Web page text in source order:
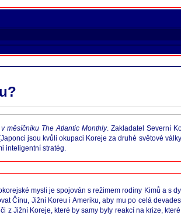
měsíčníku The Atlantic Monthly. Zakladatel Severní
jsou kvůli okupaci Koreje za druhé světové
inteligentní stratég.
mysli je spojován s režimem rodiny Kimů a s
Čínu, Jižní Koreu i Ameriku, aby mu po celá
Jižní Koreje, které by samy byly reakcí na krize,